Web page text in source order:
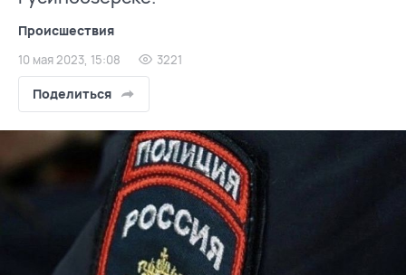
Происшествия
10 мая 2023, 15:08 3221
Поделиться